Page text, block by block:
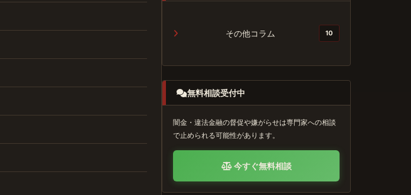
その他コラム 10
無料相談受付中
闇金・違法金融の督促や嫌がらせは専門家への相談
で止められる可能性があります。
今すぐ無料相談